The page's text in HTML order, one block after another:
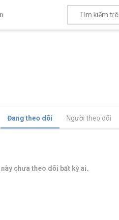
Đang theo dõi Người theo dõi
chưa theo dõi bất kỳ ai.